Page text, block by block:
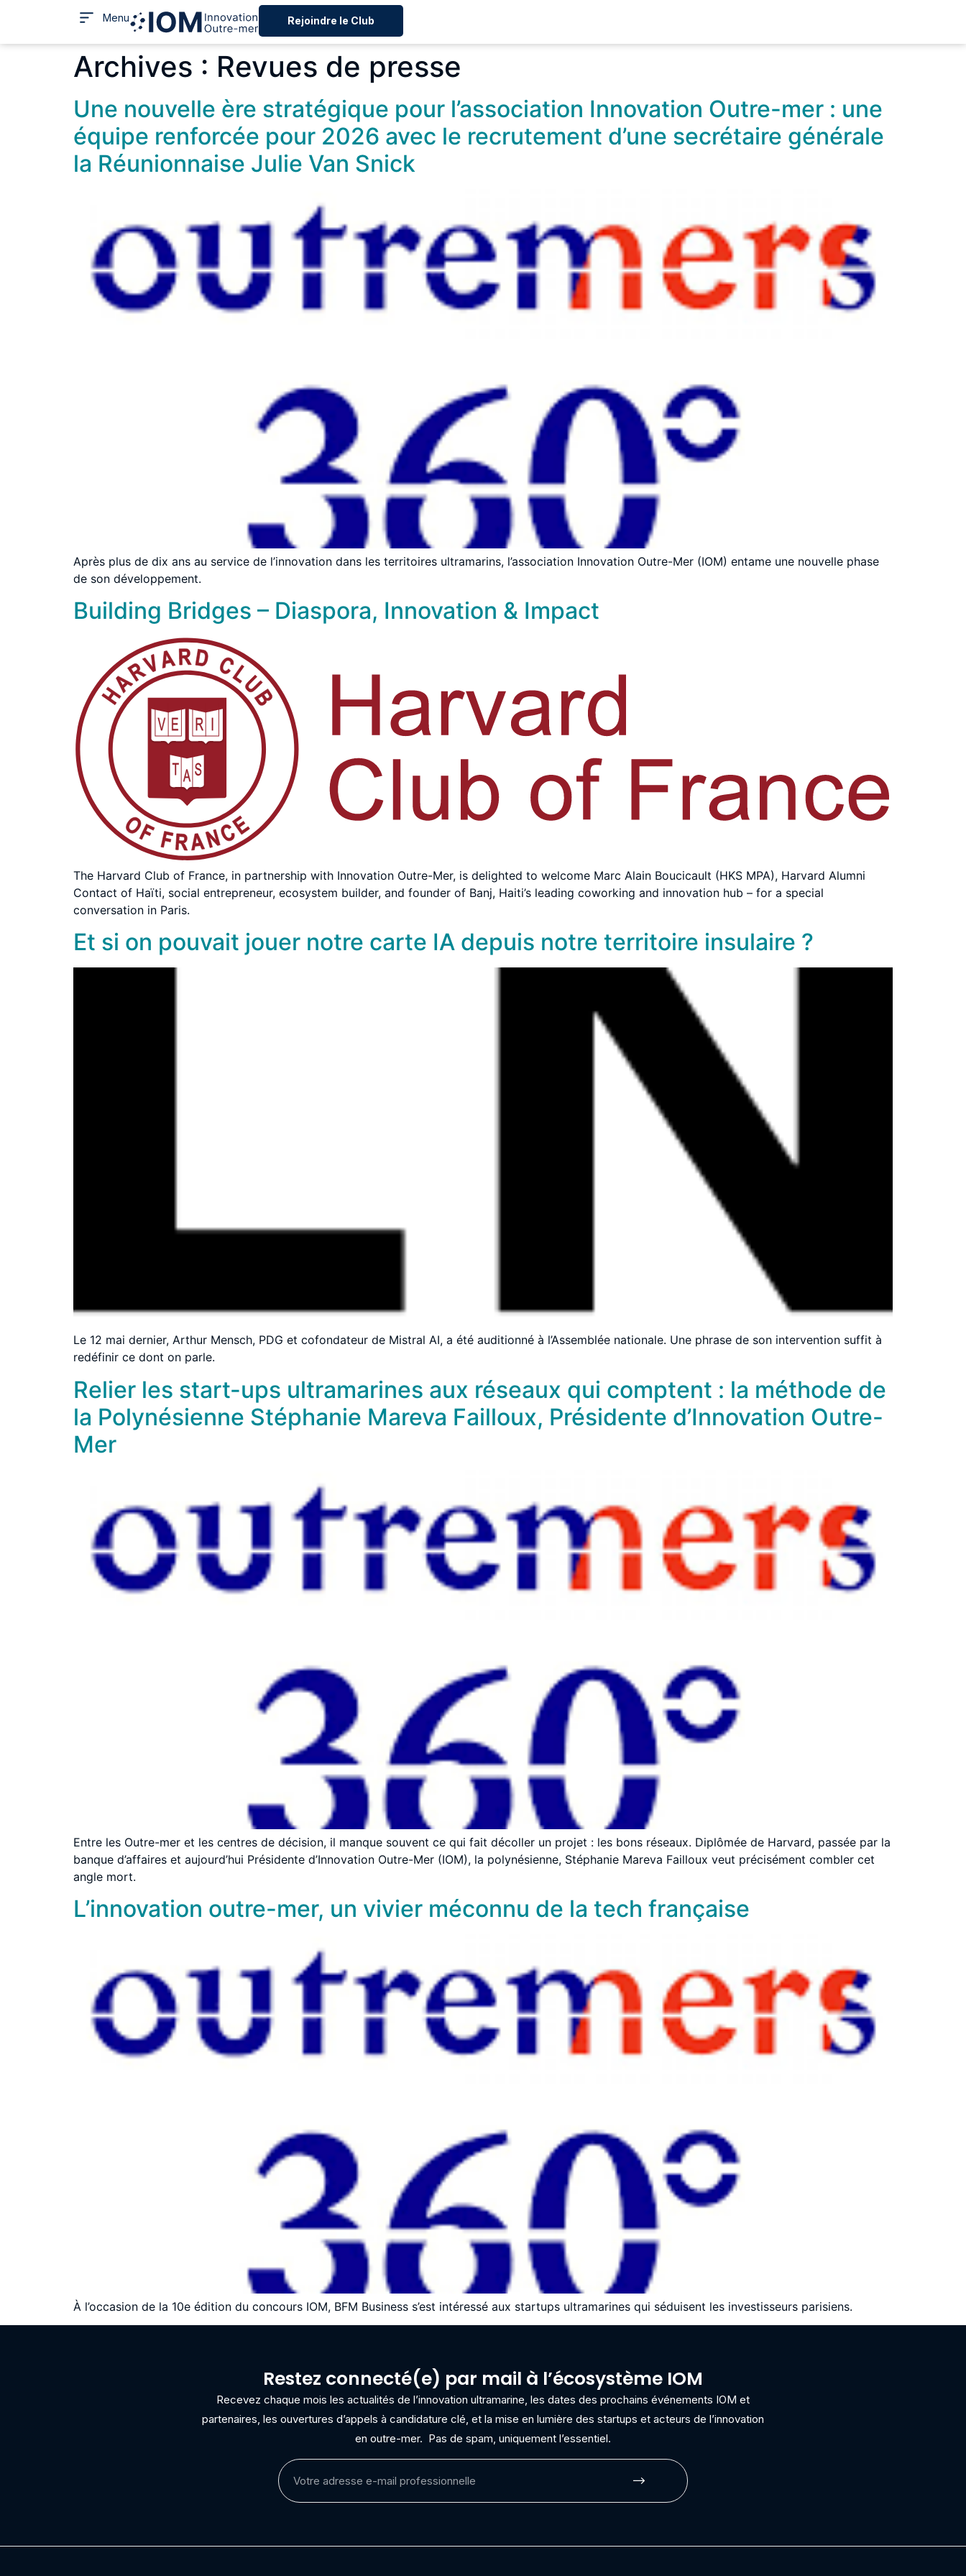
Menu Rejoindre le Club
Archives : Revues de presse
Une nouvelle ère stratégique pour l’association Innovation Outre-mer : une
équipe renforcée pour 2026 avec le recrutement d’une secrétaire générale
la Réunionnaise Julie Van Snick
Après plus de dix ans au service de l’innovation dans les territoires ultramarins, l’association Innovation Outre-Mer (IOM) entame une nouvelle phase
de son développement.
Building Bridges – Diaspora, Innovation & Impact
The Harvard Club of France, in partnership with Innovation Outre-Mer, is delighted to welcome Marc Alain Boucicault (HKS MPA), Harvard Alumni
Contact of Haïti, social entrepreneur, ecosystem builder, and founder of Banj, Haiti’s leading coworking and innovation hub – for a special
conversation in Paris.
Et si on pouvait jouer notre carte IA depuis notre territoire insulaire ?
Le 12 mai dernier, Arthur Mensch, PDG et cofondateur de Mistral AI, a été auditionné à l’Assemblée nationale. Une phrase de son intervention suffit à
redéfinir ce dont on parle.
Relier les start-ups ultramarines aux réseaux qui comptent : la méthode de
la Polynésienne Stéphanie Mareva Failloux, Présidente d’Innovation Outre-
Mer
Entre les Outre-mer et les centres de décision, il manque souvent ce qui fait décoller un projet : les bons réseaux. Diplômée de Harvard, passée par la
banque d’affaires et aujourd’hui Présidente d’Innovation Outre-Mer (IOM), la polynésienne, Stéphanie Mareva Failloux veut précisément combler cet
angle mort.
L’innovation outre-mer, un vivier méconnu de la tech française
À l’occasion de la 10e édition du concours IOM, BFM Business s’est intéressé aux startups ultramarines qui séduisent les investisseurs parisiens.
Restez connecté(e) par mail à l’écosystème IOM
Recevez chaque mois les actualités de l’innovation ultramarine, les dates des prochains événements IOM et
partenaires, les ouvertures d’appels à candidature clé, et la mise en lumière des startups et acteurs de l’innovation
en outre-mer. Pas de spam, uniquement l’essentiel.